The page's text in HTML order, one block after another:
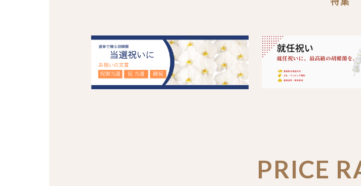
PRICE